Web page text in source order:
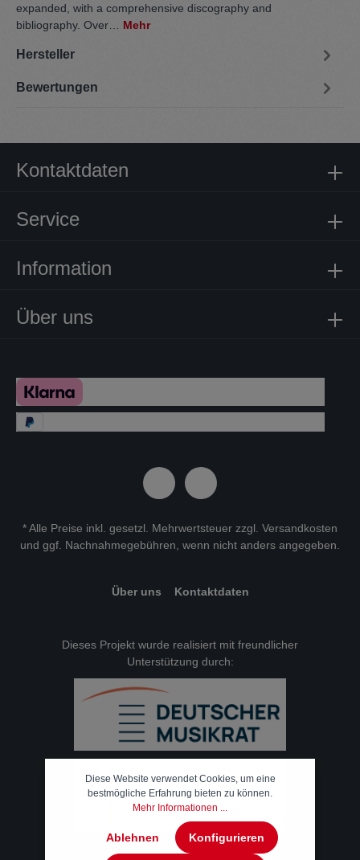
expanded, with a comprehensive discography and
bibliography. Over… Mehr
Hersteller
Bewertungen
Über uns
Kontaktdaten
Service
Information
* Alle Preise inkl. gesetzl. Mehrwertsteuer zzgl. Versandkosten
und ggf. Nachnahmegebühren, wenn nicht anders angegeben.
Über uns Kontaktdaten
Dieses Projekt wurde realisiert mit freundlicher
Unterstützung durch:
Diese Website verwendet Cookies, um eine
bestmögliche Erfahrung bieten zu können.
Mehr Informationen ...
Ablehnen Konfigurieren